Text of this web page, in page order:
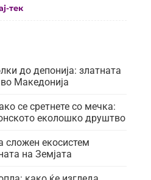
тек
до депонија: златната
Македонија
се сретнете со мечка:
еколошко друштво
сложен екосистем
на Земјата